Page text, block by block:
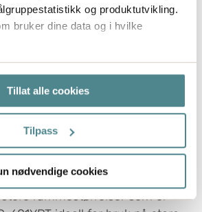
og produktutvikling.
bruker dine data og i hvilke
vil vi også gjerne:
om den geografiske
som kan være nøyaktig innenfor
din ved å aktivt skanne den
du lese om hvordan dine personlige
du kan velge hvordan de skal
Tillat alle cookies
Tilpass
nødvendige cookies
Bandmaskin
båndning
automatisk båndingsmaskin med
PET-bånding (9 mm - 15,5
rammestørrelser som er